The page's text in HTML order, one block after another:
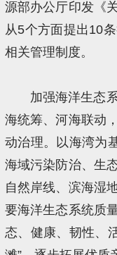
源部办公厅印发《
从5个方面提出10
相关管理制度。
加强海洋生态
海统筹、河海联动
动治理。以海湾为
海域污染防治、生
自然岸线、滨海湿
要海洋生态系统质
态、健康、韧性、